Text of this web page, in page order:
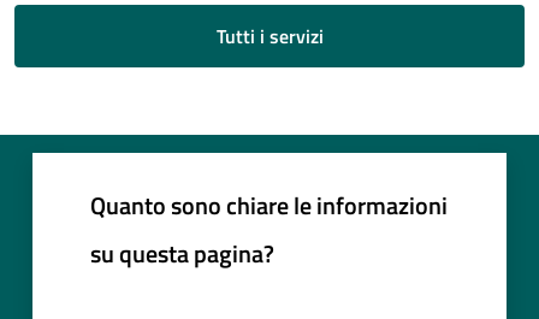
Tutti i servizi
Quanto sono chiare le informazioni
su questa pagina?